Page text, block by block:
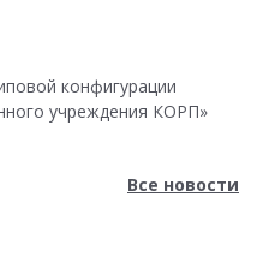
конфигурации
учреждения КОРП»
Все новости